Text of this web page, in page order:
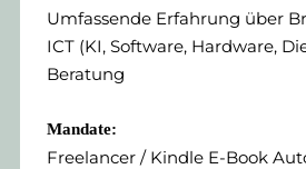
Umfassende Erfahrung über
ICT (KI, Software, Hardware,
Beratung
Mandate:
Freelancer / Kindle E-Book